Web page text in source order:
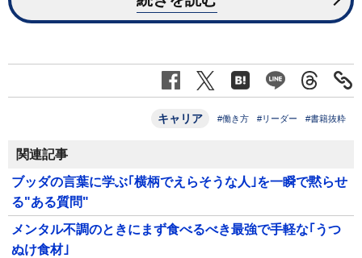
キャリア #働き方 #リーダー #書籍抜粋
関連記事
ブッダの言葉に学ぶ｢横柄でえらそうな人｣を一瞬で黙らせ
る"ある質問"
メンタル不調のときにまず食べるべき最強で手軽な｢うつ
ぬけ食材｣